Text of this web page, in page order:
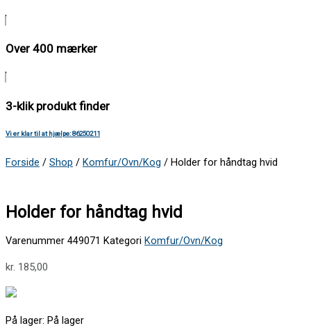
Over 400 mærker
3-klik produkt finder
Vi er klar til at hjælpe: 86250211
Forside / Shop / Komfur/Ovn/Kog / Holder for håndtag hvid
Holder for håndtag hvid
Varenummer 449071 Kategori Komfur/Ovn/Kog
kr. 185,00
På lager: På lager